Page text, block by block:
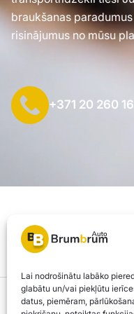
Lai nodrošinātu labāko
glabātu un/vai piekļūtu
datus, piemēram,
braukšanas
risinājumus no mūsu
+371 20 260
SIA "AUTOCLICK", Reģ.
© 2026 Brum Brum Auto
Brum Brum Auto nav finanšu